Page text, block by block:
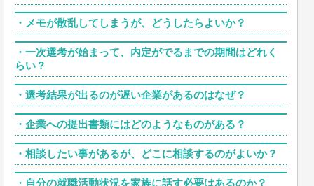
・ メモが散乱してしまうが、どうしたらよいか？
・ 一次選考が始まって、内定がでるまでの期間はどれく
らい？
・ 選考結果が出るのが遅い企業があるのはなぜ？
・ 企業への提出書類にはどのようなものがある？
・ 相談したい事があるが、どこに相談するのがよいか？
・ 自分の就職活動状況を家族に話す必要はあるのか？